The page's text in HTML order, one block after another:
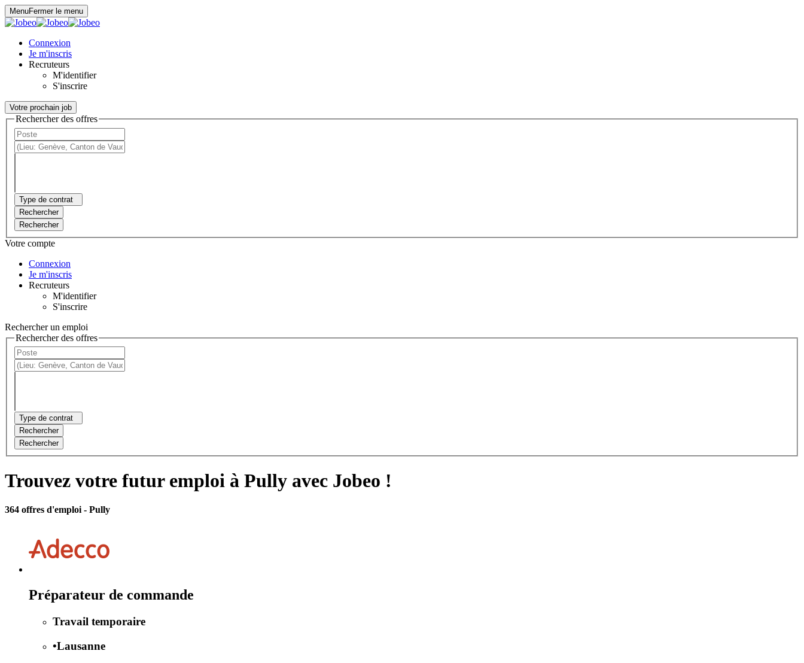
MenuFermer le menu
Connexion
Je m'inscris
Recruteurs
M'identifier
S'inscrire
Votre prochain job
Rechercher des offres
Type de contrat
Rechercher
Rechercher
Votre compte
Connexion
Je m'inscris
Recruteurs
M'identifier
S'inscrire
Rechercher un emploi
Rechercher des offres
Type de contrat
Rechercher
Rechercher
Trouvez votre futur emploi à Pully avec Jobeo !
364 offres d'emploi - Pully
Préparateur de commande
Travail temporaire
•Lausanne
Panneau de gestion des cookies